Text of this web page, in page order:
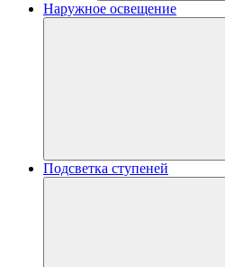
Наружное освещение
Подсветка ступеней